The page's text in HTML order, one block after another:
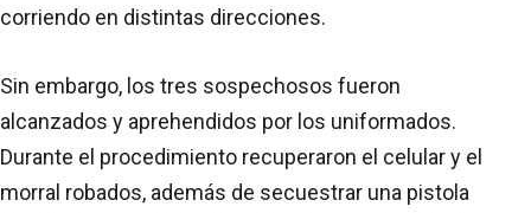
corriendo en distintas direcciones.
Sin embargo, los tres sospechosos fueron
alcanzados y aprehendidos por los uniformados.
Durante el procedimiento recuperaron el celular y el
morral robados, además de secuestrar una pistola